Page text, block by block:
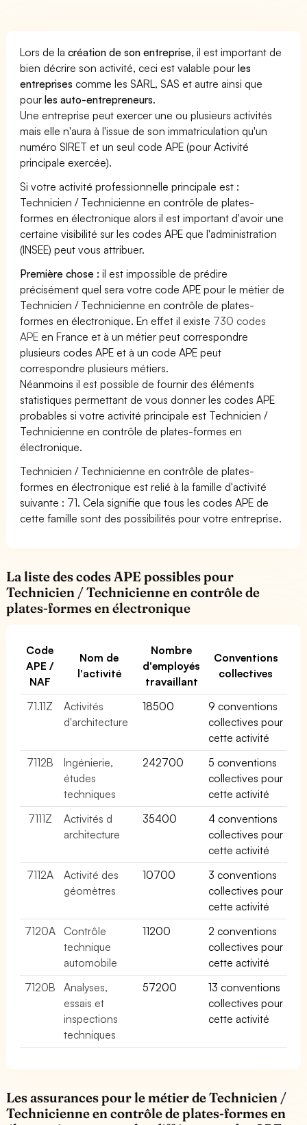
Lors de lacréation de son entreprise, il est important de
bien décrire son activité, ceci est valable pourles
entreprises comme les SARL, SAS et autre ainsi que
pourles auto-entrepreneurs.
Une entreprise peut exercer une ou plusieurs activités
mais elle n'aura à l'issue de son immatriculation qu'un
numéro SIRET et un seul code APE (pour Activité
principale exercée).
Si votre activité professionnelle principale est :
Technicien / Technicienne en contrôle de plates-
formes en électronique alors il est important d'avoir une
certaine visibilité sur les codes APE que l'administration
(INSEE) peut vous attribuer.
Première chose : il est impossible de prédire
précisément quel sera votre code APE pour le métier de
Technicien / Technicienne en contrôle de plates-
formes en électronique. En effet il existe 730 codes
APE en France et à un métier peut correspondre
plusieurs codes APE et à un code APE peut
correspondre plusieurs métiers.
Néanmoins il est possible de fournir des éléments
statistiques permettant de vous donner les codes APE
probables si votre activité principale est Technicien /
Technicienne en contrôle de plates-formes en
électronique.
Technicien / Technicienne en contrôle de plates-
formes en électronique est relié à la famille d'activité
suivante : 71. Cela signifie que tous les codes APE de
cette famille sont des possibilités pour votre entreprise.
La liste des codes APE possibles pour
Technicien / Technicienne en contrôle de
plates-formes en électronique
Code
APE /
NAF
Nom de
l'activité
Nombre
d'employés
travaillant
Conventions
collectives
71.11Z
Activités
d'architecture
18500
9 conventions
collectives pour
cette activité
7112B
Ingénierie,
études
techniques
242700
5 conventions
collectives pour
cette activité
7111Z
Activités d
architecture
35400
4 conventions
collectives pour
cette activité
7112A
Activité des
géomètres
10700
3 conventions
collectives pour
cette activité
7120A
Contrôle
technique
automobile
11200
2 conventions
collectives pour
cette activité
7120B
Analyses,
essais et
inspections
techniques
57200
13 conventions
collectives pour
cette activité
Les assurances pour le métier de Technicien /
Technicienne en contrôle de plates-formes en